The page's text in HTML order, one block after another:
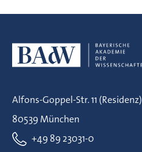
Alfons-Goppel-Str. 11 (Residenz)
80539 München
+49 89 23031-0